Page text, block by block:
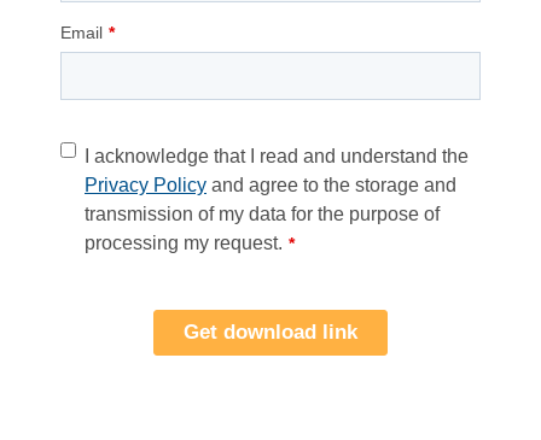
Email *
I acknowledge that I read and understand the
Privacy Policy and agree to the storage and
transmission of my data for the purpose of
processing my request. *